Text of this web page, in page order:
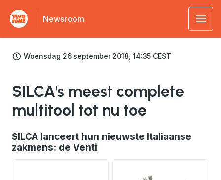
Newsroom
Woensdag 26 september 2018, 14:35 CEST
SILCA's meest complete
multitool tot nu toe
SILCA lanceert hun nieuwste Italiaanse
zakmens: de Venti